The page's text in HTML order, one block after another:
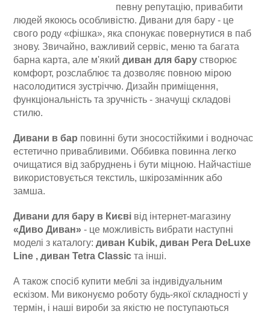
певну репутацію, привабити
людей якоюсь особливістю. Дивани для бару - це
свого роду «фішка», яка спонукає повернутися в паб
знову. Звичайно, важливий сервіс, меню та багата
барна карта, але м'якийдиван для бару створює
комфорт, розслаблює та дозволяє повною мірою
насолодитися зустріччю. Дизайн приміщення,
функціональність та зручність - значущі складові
стилю.
Дивани в бар повинні бути зносостійкими і водночас
естетично привабливими. Оббивка повинна легко
очищатися від забруднень і бути міцною. Найчастіше
використовується текстиль, шкірозамінник або
замша.
Дивани для бару в Києві від інтернет-магазину
«Диво Диван» - це можливість вибрати наступні
моделі з каталогу:диван Kubik, диван Pera DeLuxe
Line , диван Tetra Classic та інші.
А також спосіб купити меблі за індивідуальним
ескізом. Ми виконуємо роботу будь-якої складності у
термін, і наші вироби за якістю не поступаються